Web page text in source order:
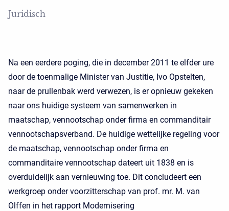
Juridisch
Na een eerdere poging, die in december 2011 te elfder ure
door de toenmalige Minister van Justitie, Ivo Opstelten,
naar de prullenbak werd verwezen, is er opnieuw gekeken
naar ons huidige systeem van samenwerken in
maatschap, vennootschap onder firma en commanditair
vennootschapsverband. De huidige wettelijke regeling voor
de maatschap, vennootschap onder firma en
commanditaire vennootschap dateert uit 1838 en is
overduidelijk aan vernieuwing toe. Dit concludeert een
werkgroep onder voorzitterschap van prof. mr. M. van
Olffen in het rapport Modernisering